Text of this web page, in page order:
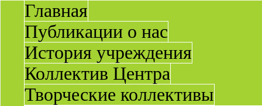
Главная
Публикации о нас
История учреждения
Коллектив Центра
Творческие коллективы